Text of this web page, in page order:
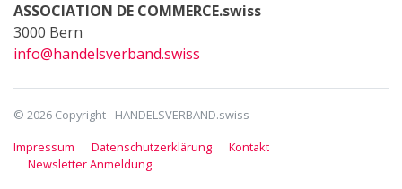
ASSOCIATION DE COMMERCE.swiss
3000 Bern
info@handelsverband.swiss
© 2026 Copyright - HANDELSVERBAND.swiss
Impressum
Datenschutzerklärung
Kontakt
Newsletter Anmeldung